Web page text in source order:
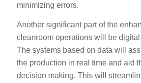
minimizing errors.
Another significant part of the
cleanroom operations will be
The systems based on data will
the production in real time and aid
decision making. This will
ES
KO
PT
CS
DA